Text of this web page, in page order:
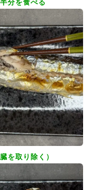
分を食べる
を取り除く）